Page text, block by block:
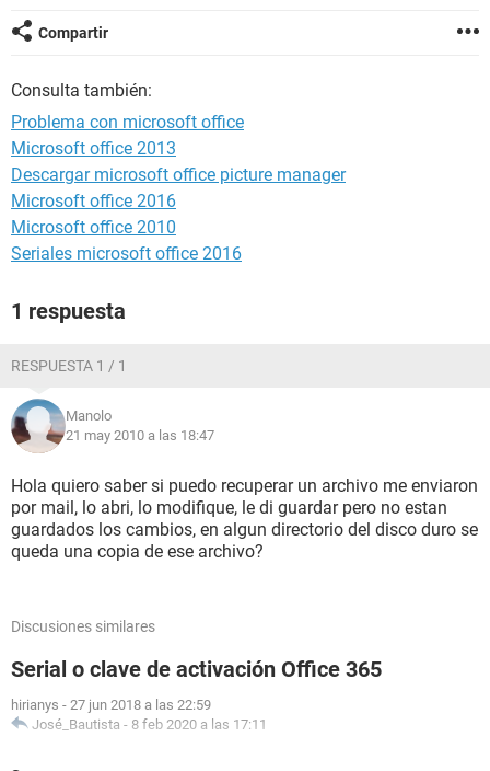
Compartir
Consulta también:
Problema con microsoft office
Microsoft office 2013
Descargar microsoft office picture manager
Microsoft office 2016
Microsoft office 2010
Seriales microsoft office 2016
1 respuesta
RESPUESTA 1 / 1
Manolo
21 may 2010 a las 18:47
Hola quiero saber si puedo recuperar un archivo me enviaron
por mail, lo abri, lo modifique, le di guardar pero no estan
guardados los cambios, en algun directorio del disco duro se
queda una copia de ese archivo?
Discusiones similares
Serial o clave de activación Office 365
hirianys - 27 jun 2018 a las 22:59
José_Bautista - 8 feb 2020 a las 17:11